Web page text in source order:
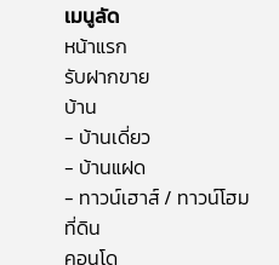
เมนูลัด
หน้าแรก
รับฝากขาย
บ้าน
- บ้านเดี่ยว
- บ้านแฝด
- ทาวน์เฮาส์ / ทาวน์โฮม
ที่ดิน
คอนโด